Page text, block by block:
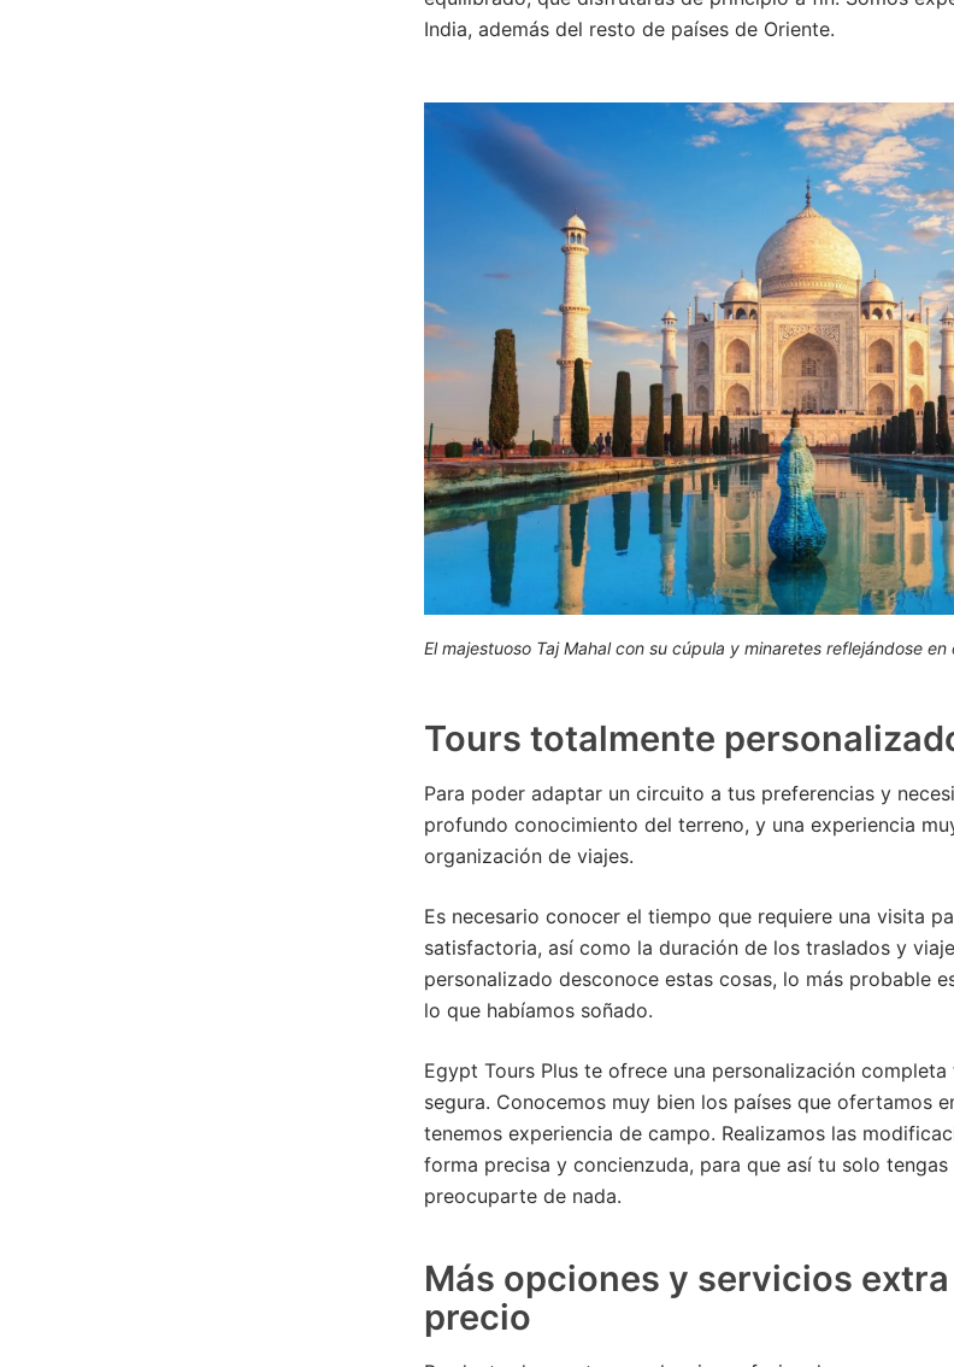
India, además del resto de países de Oriente.
El majestuoso Taj Mahal con su cúpula y minaretes reflejándose en
Tours totalmente
Para poder adaptar un circuito a tus preferencias y
profundo conocimiento del terreno, y una experiencia
organización de viajes.
Es necesario conocer el tiempo que requiere una visita
satisfactoria, así como la duración de los traslados y
personalizado desconoce estas cosas, lo más probable
lo que habíamos soñado.
Egypt Tours Plus te ofrece una personalización
segura. Conocemos muy bien los países que ofertamos
tenemos experiencia de campo. Realizamos las
forma precisa y concienzuda, para que así tu solo
preocuparte de nada.
Más opciones y servicios
precio